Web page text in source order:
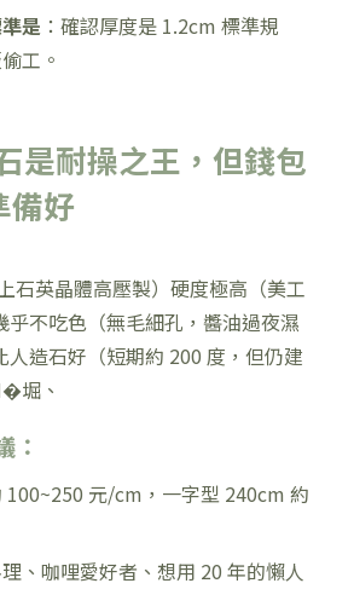
是：確認厚度是 1.2cm 標準規
工。
是耐操之王，但錢包
備好
石英晶體高壓製）硬度極高（美工
乎不吃色（無毛細孔，醬油過夜濕
人造石好（短期約 200 度，但仍建
堀、
：
100~250 元/cm，一字型 240cm 約
、咖哩愛好者、想用 20 年的懶人